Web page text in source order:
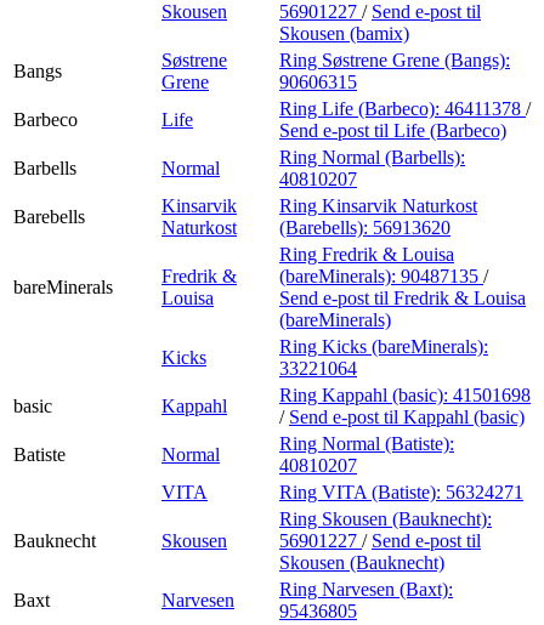
Skousen 56901227 / Send e-post til
Skousen (bamix)
Bangs
Søstrene
Grene
Ring Søstrene Grene (Bangs):
90606315
Barbeco
Life
Ring Life (Barbeco): 46411378 /
Send e-post til Life (Barbeco)
Barbells
Normal
Ring Normal (Barbells):
40810207
Barebells
Kinsarvik
Naturkost
Ring Kinsarvik Naturkost
(Barebells): 56913620
bareMinerals
Fredrik &
Louisa
Ring Fredrik & Louisa
(bareMinerals): 90487135 /
Send e-post til Fredrik & Louisa
(bareMinerals)
Kicks
Ring Kicks (bareMinerals):
33221064
basic
Kappahl
Ring Kappahl (basic): 41501698
/ Send e-post til Kappahl (basic)
Batiste
Normal
Ring Normal (Batiste):
40810207
VITA
Ring VITA (Batiste): 56324271
Bauknecht Skousen
Ring Skousen (Bauknecht):
56901227 / Send e-post til
Skousen (Bauknecht)
Baxt
Narvesen
Ring Narvesen (Baxt):
95436805